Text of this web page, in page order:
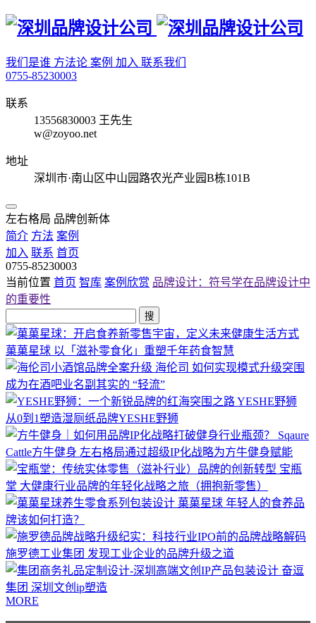
我们是谁 方法论 案例 加入 联系我们
0755-85230003
联系
13556830003 王先生
w@zoyoo.net
地址
深圳市·南山区中山园路农光产业园B栋101B
左右格局 品牌创新体
简介 方法 案例
加入 联系 首页
0755-85230003
当前位置 首页 智库 案例欣赏 品牌设计：符号学在品牌设计中
的重要性
搜
菓菓星球 以「滋补零食化」重塑千年药食智慧
海伦司 如何实现模式升级突围
成为在酒吧业名副其实的 “轻流”
YESHE野狮
从0到1塑造湿厕纸品牌YESHE野狮
Sqaure
Cattle方牛健身 左右格局通过超级IP化战略为方牛健身赋能
宝瓶
堂 大健康行业品牌的年轻化战略之旅（拥抱新零售）
菓菓星球 年轻人的食养品
牌该如何打造？
施罗德工业集团 发现工业企业的品牌升级之道
奋逗
集团 深圳文创ip塑造
MORE